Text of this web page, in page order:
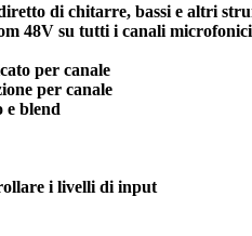
di chitarre, bassi e altri
48V su tutti i canali microfonici
per canale
per canale
e blend
i livelli di input